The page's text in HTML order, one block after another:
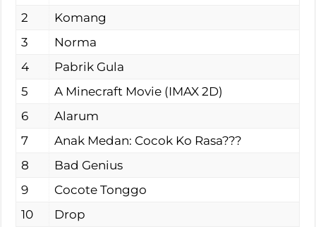
2
Komang
3
Norma
4
Pabrik Gula
5
A Minecraft Movie (IMAX 2D)
6
Alarum
7
Anak Medan: Cocok Ko Rasa???
8
Bad Genius
9
Cocote Tonggo
10
Drop